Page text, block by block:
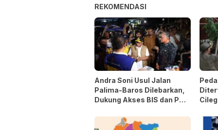
REKOMENDASI
Andra Soni Usul Jalan
Palima-Baros Dilebarkan,
Dukung Akses BIS dan PON